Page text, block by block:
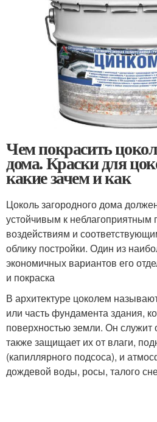
Чем покрасить
дома. Краски для
какие зачем и как
Цоколь загородного дома
устойчивым к
воздействиям и
облику постройки. Один из
экономичных вариантов его
и покраска
В архитектуре цоколем
или часть фундамента здания,
поверхностью земли. Он служит
также защищает их от влаги,
(капиллярного подсоса), и
дождевой воды, росы, талого